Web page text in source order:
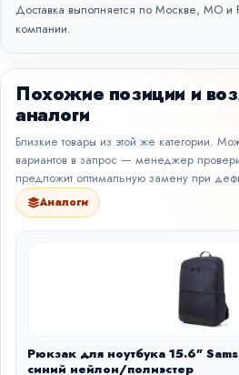
Доставка выполняется по Москве, МО и
компании.
Похожие позиции и
аналоги
Близкие товары из этой же категории.
вариантов в запрос — менеджер
предложит оптимальную замену при
Аналоги
Рюкзак для ноутбука 15.6"
синий нейлон/полиэстер